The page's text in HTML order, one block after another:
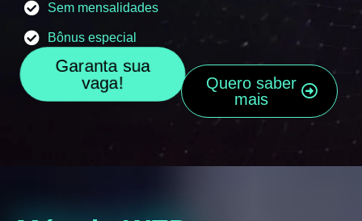
Sem mensalidades
Bônus especial
Garanta sua
vaga!
Quero saber
mais